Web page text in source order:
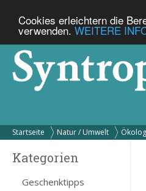
Cookies erleichtern die
verwenden. WEITERE
Startseite Natur / Umwelt
Kategorien
Geschenktipps